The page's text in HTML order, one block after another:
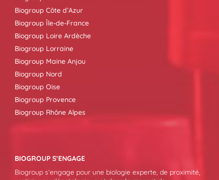
Biogroup Côte d’Azur
Biogroup Île-de-France
Biogroup Loire Ardèche
Biogroup Lorraine
Biogroup Maine Anjou
Biogroup Nord
Biogroup Oise
Biogroup Provence
Biogroup Rhône Alpes
BIOGROUP S’ENGAGE
Biogroup s’engage pour une biologie experte, de proximité,